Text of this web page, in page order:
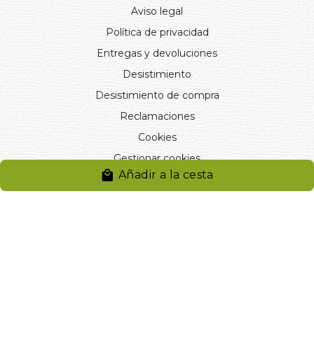
Añadir a la cesta
Aviso legal
Política de privacidad
Entregas y devoluciones
Desistimiento
Desistimiento de compra
Reclamaciones
Cookies
Gestionar cookies